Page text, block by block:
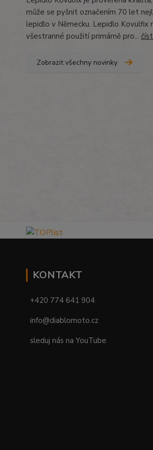
může se pyšnit označením 70 let
lepidlo v Německu. Lepidlo Kovulfix
všestranné použití primárně pro...
Zobrazit všechny novinky
KONTAKT
+420 774 641 904
info@diablomoto.cz
sleduj nás na YouTube